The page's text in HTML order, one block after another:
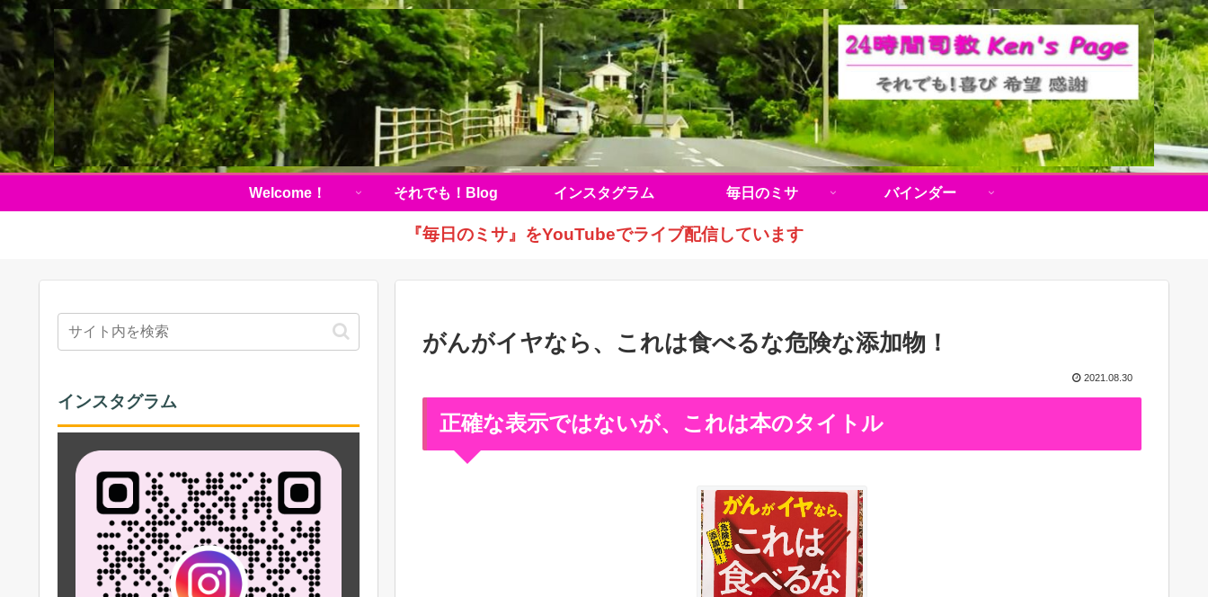
Welcome！ それでも！Blog インスタグラム 毎日のミサ バインダー
『毎日のミサ』をYouTubeでライブ配信しています
がんがイヤなら、これは食べるな危険な添加物！
2021.08.30
正確な表示ではないが、これは本のタイトル
インスタグラム